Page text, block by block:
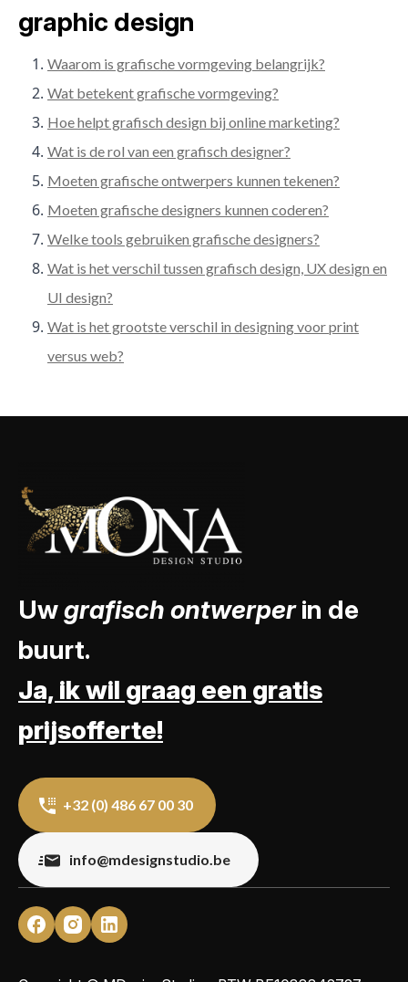
graphic design
Waarom is grafische vormgeving belangrijk?
Wat betekent grafische vormgeving?
Hoe helpt grafisch design bij online marketing?
Wat is de rol van een grafisch designer?
Moeten grafische ontwerpers kunnen tekenen?
Moeten grafische designers kunnen coderen?
Welke tools gebruiken grafische designers?
Wat is het verschil tussen grafisch design, UX design en
UI design?
Wat is het grootste verschil in designing voor print
versus web?
Uwgrafisch ontwerperin de
buurt.
Ja, ik wil graag een gratis
prijsofferte!
+32 (0) 486 67 00 30
info@mdesignstudio.be